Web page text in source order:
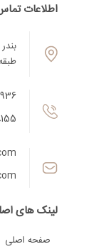
اطلاعات
لینک های
صفحه اصلی